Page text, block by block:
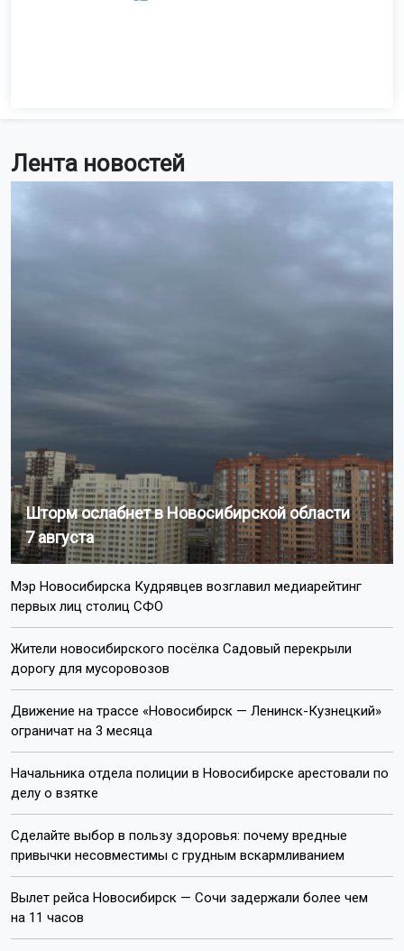
Лента новостей
Шторм ослабнет в Новосибирской области
7 августа
Мэр Новосибирска Кудрявцев возглавил медиарейтинг
первых лиц столиц СФО
Жители новосибирского посёлка Садовый перекрыли
дорогу для мусоровозов
Движение на трассе «Новосибирск — Ленинск-Кузнецкий»
ограничат на 3 месяца
Начальника отдела полиции в Новосибирске арестовали по
делу о взятке
Сделайте выбор в пользу здоровья: почему вредные
привычки несовместимы с грудным вскармливанием
Вылет рейса Новосибирск — Сочи задержали более чем
на 11 часов